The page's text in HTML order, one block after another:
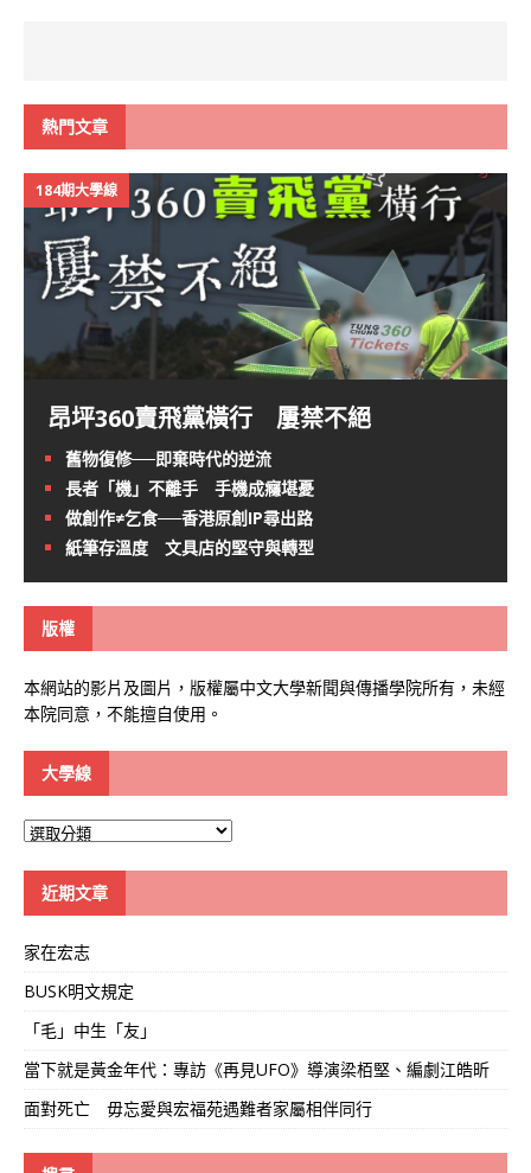
熱門文章
184期大學線
昂坪360賣飛黨橫行 屢禁不絕
舊物復修──即棄時代的逆流
長者「機」不離手 手機成癮堪憂
做創作≠乞食──香港原創IP尋出路
紙筆存溫度 文具店的堅守與轉型
版權
本網站的影片及圖片，版權屬中文大學新聞與傳播學院所有，未經
本院同意，不能擅自使用。
大學線
大
近期文章
家在宏志
BUSK明文規定
「毛」中生「友」
當下就是黃金年代：專訪《再見UFO》導演梁栢堅、編劇江皓昕
面對死亡 毋忘愛與宏福苑遇難者家屬相伴同行